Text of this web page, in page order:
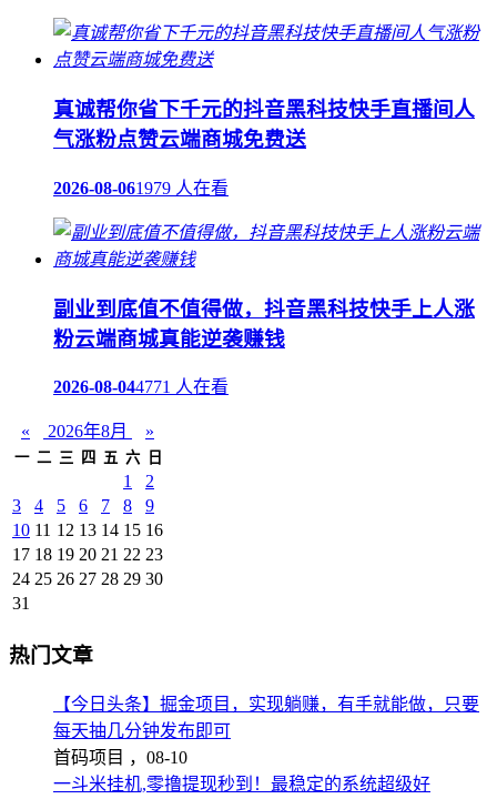
真诚帮你省下千元的抖音黑科技快手直播间人
气涨粉点赞云端商城免费送
2026-08-061979 人在看
副业到底值不值得做，抖音黑科技快手上人涨
粉云端商城真能逆袭赚钱
2026-08-044771 人在看
« 2026年8月 »
一 二 三 四 五 六 日
1
2
3
4 5 6 7 8
9
10 11 12 13 14 15 16
17 18 19 20 21 22 23
24 25 26 27 28 29 30
31
热门文章
【今日头条】掘金项目，实现躺赚，有手就能做，只要
每天抽几分钟发布即可
首码项目 ， 08-10
一斗米挂机,零撸提现秒到！最稳定的系统超级好